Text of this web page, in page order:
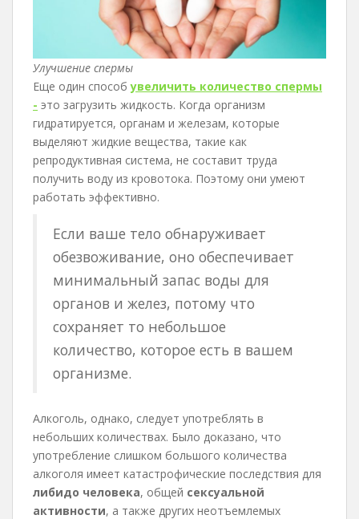
Улучшение спермы
Еще один способувеличить количество спермы
- это загрузить жидкость. Когда организм
гидратируется, органам и железам, которые
выделяют жидкие вещества, такие как
репродуктивная система, не составит труда
получить воду из кровотока. Поэтому они умеют
работать эффективно.
Если ваше тело обнаруживает
обезвоживание, оно обеспечивает
минимальный запас воды для
органов и желез, потому что
сохраняет то небольшое
количество, которое есть в вашем
организме.
Алкоголь, однако, следует употреблять в
небольших количествах. Было доказано, что
употребление слишком большого количества
алкоголя имеет катастрофические последствия для
либидо человека, общей сексуальной
активности, а также других неотъемлемых